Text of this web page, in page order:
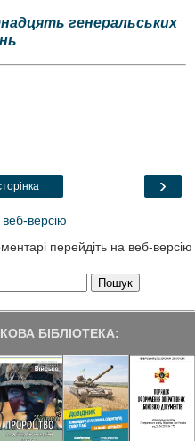
генеральських
›
версію
перейдіть на веб-версію
БІБЛІОТЕКА: